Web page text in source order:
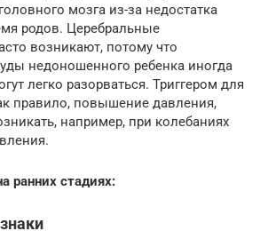
мозга из-за недостатка
родов. Церебральные
возникают, потому что
недоношенного ребенка иногда
легко разорваться. Триггером для
правило, повышение давления,
например, при колебаниях
ранних стадиях: